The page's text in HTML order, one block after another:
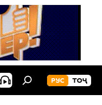
РУС ТОҶ